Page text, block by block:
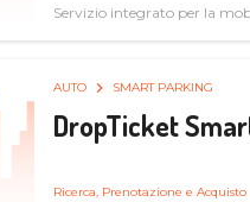
Servizio integrato per la
AUTO SMART PARKING
DropTicket
Ricerca, Prenotazione e Acquisto